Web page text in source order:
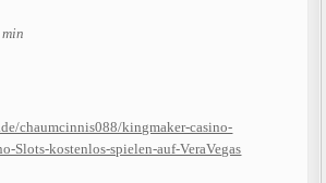
chaumcinnis088/kingmaker-casino-
Slots-kostenlos-spielen-auf-VeraVegas